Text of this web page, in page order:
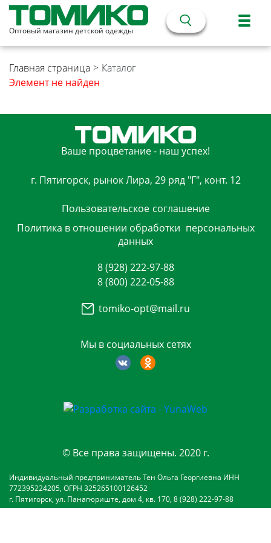
Оптовый магазин детской одежды
Главная страница > Каталог
Элемент не найден
Ваше процветание - наш успех!
г. Пятигорск, рынок Лира, 29 ряд "Г", конт. 12
Пользовательское соглашение
Политика в отношении обработки персональных
данных
Мы в социальных сетях
8 (928) 222-97-88
8 (800) 222-05-88
tomiko-opt@mail.ru
© Все права защищены. 2020 г.
Индивидуальный предприниматель Тен Ольга Георгиевна ИНН
772395224205, ОГРН 325265100126452
г. Пятигорск, ул. Панагюриште, дом 4, кв. 170, 8 (928) 222-97-88